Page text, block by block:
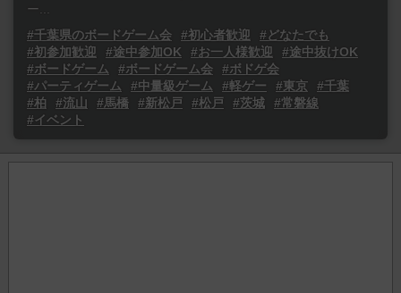
ー...
#千葉県のボードゲーム会
#初心者歓迎
#どなたでも
#初参加歓迎
#途中参加OK #お一人様歓迎
#途中抜けOK
#ボードゲーム
#ボードゲーム会
#ボドゲ会
#パーティゲーム
#中量級ゲーム #軽ゲー #東京
#千葉
#柏
#流山 #馬橋 #新松戸 #松戸 #茨城
#常磐線
#イベント